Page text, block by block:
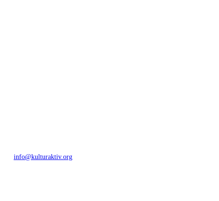
info@kulturaktiv.org